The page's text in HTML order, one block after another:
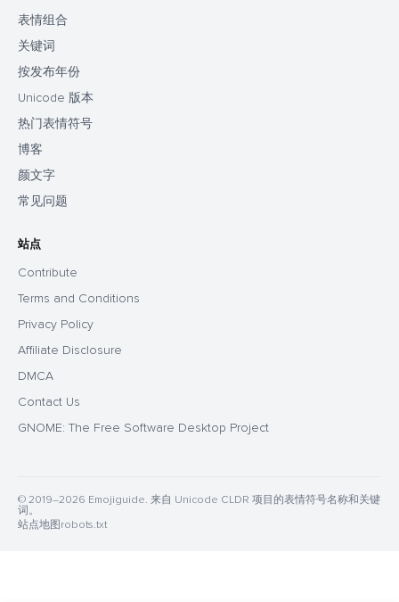
表情组合
关键词
按发布年份
Unicode 版本
热门表情符号
博客
颜文字
常见问题
站点
Contribute
Terms and Conditions
Privacy Policy
Affiliate Disclosure
DMCA
Contact Us
GNOME: The Free Software Desktop Project
© 2019–2026 Emojiguide. 来自 Unicode CLDR 项目的表情符号名称和关键
词。
站点地图 robots.txt